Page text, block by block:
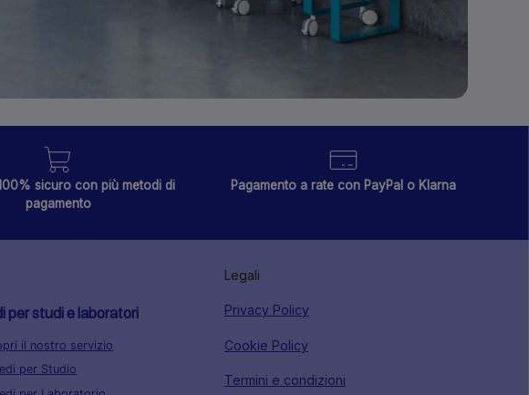
sicuro con più metodi di
pagamento
Pagamento a rate con PayPal o Klarna
per studi e laboratori
il nostro servizio
per Studio
Legali
Privacy Policy
Cookie Policy
Termini e condizioni